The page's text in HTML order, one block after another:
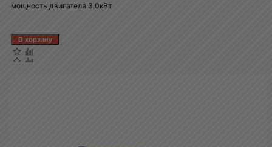
мощность двигателя 3,0кВт